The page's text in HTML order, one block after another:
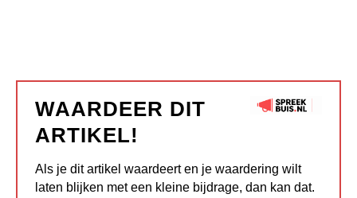
WAARDEER DIT
ARTIKEL!
Als je dit artikel waardeert en je waardering wilt
laten blijken met een kleine bijdrage, dan kan dat.